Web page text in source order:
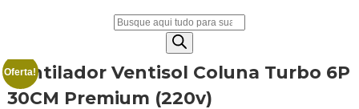
Pesquisar
Ventilador Ventisol Coluna Turbo 6P
30CM Premium (220v)
Oferta!